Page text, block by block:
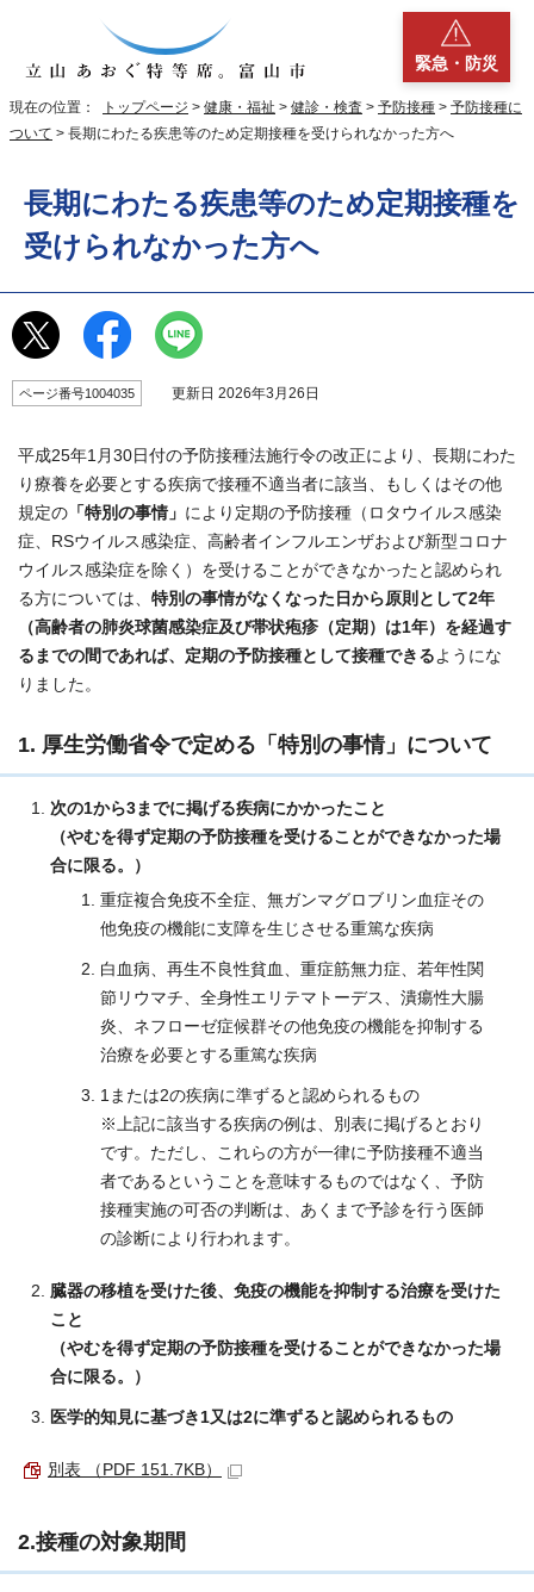
緊急・防災
現在の位置： トップページ > 健康・福祉 > 健診・検査 > 予防接種 > 予防接種に
ついて > 長期にわたる疾患等のため定期接種を受けられなかった方へ
長期にわたる疾患等のため定期接種を
受けられなかった方へ
ページ番号1004035 更新日 2026年3月26日
平成25年1月30日付の予防接種法施行令の改正により、長期にわた
り療養を必要とする疾病で接種不適当者に該当、もしくはその他
規定の 「特別の事情」 により定期の予防接種（ロタウイルス感染
症、RSウイルス感染症、高齢者インフルエンザおよび新型コロナ
ウイルス感染症を除く）を受けることができなかったと認められ
る方については、 特別の事情がなくなった日から原則として2年
（高齢者の肺炎球菌感染症及び帯状疱疹（定期）は1年） を経過す
るまでの間であれば、定期の予防接種として接種できるようにな
りました。
1. 厚生労働省令で定める「特別の事情」について
次の1から3までに掲げる疾病にかかったこと
（やむを得ず定期の予防接種を受けることができなかった場
合に限る。）
重症複合免疫不全症、無ガンマグロブリン血症その
他免疫の機能に支障を生じさせる重篤な疾病
白血病、再生不良性貧血、重症筋無力症、若年性関
節リウマチ、全身性エリテマトーデス、潰瘍性大腸
炎、ネフローゼ症候群その他免疫の機能を抑制する
治療を必要とする重篤な疾病
1または2の疾病に準ずると認められるもの
※上記に該当する疾病の例は、別表に掲げるとおり
です。ただし、これらの方が一律に予防接種不適当
者であるということを意味するものではなく、予防
接種実施の可否の判断は、あくまで予診を行う医師
の診断により行われます。
臓器の移植を受けた後、免疫の機能を抑制する治療を受けた
こと
（やむを得ず定期の予防接種を受けることができなかった場
合に限る。）
医学的知見に基づき1又は2に準ずると認められるもの
別表 （PDF 151.7KB）
2.接種の対象期間